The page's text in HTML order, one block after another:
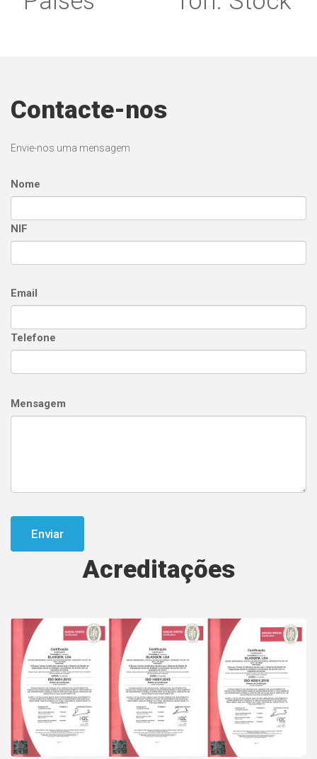
Contacte-nos
Envie-nos uma mensagem
Nome
NIF
Email
Telefone
Mensagem
Enviar
Acreditações